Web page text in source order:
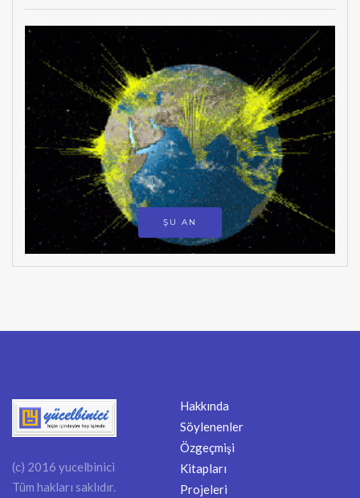
ŞU AN
(c) 2016 yucelbinici
Tüm hakları saklıdır.
Hakkında
Söylenenler
Özgeçmişi
Kitapları
Projeleri